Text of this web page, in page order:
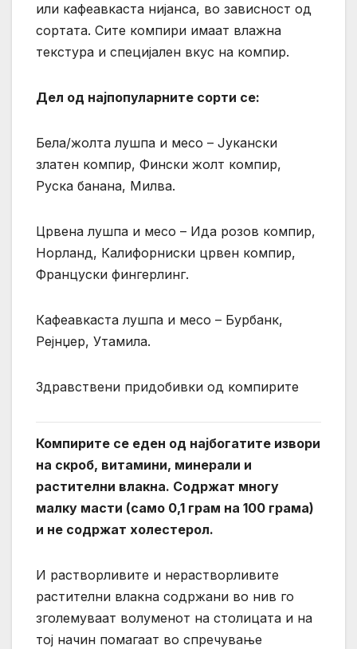
или кафеавкаста нијанса, во зависност од
сортата. Сите компири имаат влажна
текстура и специјален вкус на компир.
Дел од најпопуларните сорти се:
Бела/жолта лушпа и месо – Јукански
златен компир, Фински жолт компир,
Руска банана, Милва.
Црвена лушпа и месо – Ида розов компир,
Норланд, Калифорниски црвен компир,
Француски фингерлинг.
Кафеавкаста лушпа и месо – Бурбанк,
Рејнџер, Утамила.
Здравствени придобивки од компирите
Компирите се еден од најбогатите извори
на скроб, витамини, минерали и
растителни влакна. Содржат многу
малку масти (само 0,1 грам на 100 грама)
и не содржат холестерол.
И растворливите и нерастворливите
растителни влакна содржани во нив го
зголемуваат волуменот на столицата и на
тој начин помагаат во спречување